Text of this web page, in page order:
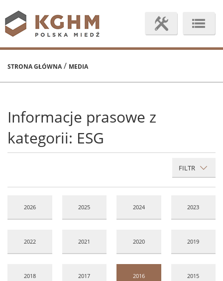
STRONA GŁÓWNA/ MEDIA
Informacje prasowe z
kategorii: ESG
FILTR
2026 2025 2024 2023
2022 2021 2020 2019
2018 2017 2016 2015